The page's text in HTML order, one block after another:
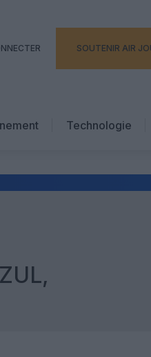
SOUTENIR AIR
Technologie